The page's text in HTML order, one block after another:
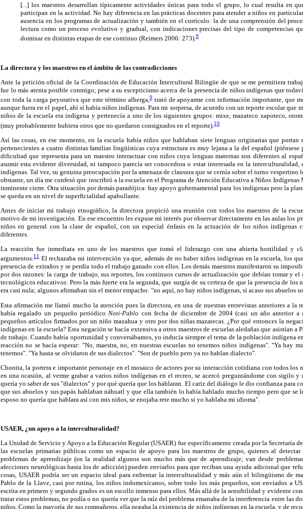
[...] los maestros desarrollan típicamente actividades únicas para todo el grupo, lo cual resulta en
participan en la actividad. No hay diferencia en las prácticas docentes para atender a niños en
ausencia en los programas de actualización y también en el currículo: la de una comprensión del
lectura como un proceso evolutivo y gradual, con indicaciones precisas del tipo de competencias
dominar en distintas etapas de ese continuo (Reimers 2006: 273). 8
La directora y los maestros en el ámbito de las contradicciones
Ante la petición oficial de la Coordinación de Educación Intercultural Bilingüe de que se me permitiera
fue lo más atenta posible conmigo; pese a su escepticismo acerca de la presencia de niños indígenas que
con toda la carga peyorativa que este término alberga,9trató de apoyarme con información importante, que
aunque fuera en el papel, ahí sí había niños indígenas. Para mi sorpresa, de acuerdo con un reporte escolar que
niños de la escuela era indígena y pertenecía a uno de los siguientes grupos: mixe, mazateco zapoteco,
(muy probablemente hubiera otros que no quedaron consignados en el reporte). 10
Así las cosas, en ese momento, en la escuela había niños que hablaban siete lenguas originarias que portan
pertenecientes a cuatro distintas familias lingüísticas cuya estructura es muy lejana a la del español
dificultad que representa para un maestro interactuar con niños cuya lenguas maternas son diferentes al
asumir esta evidente diversidad, ni tampoco parecía ser conocedora o estar interesada en la
indígenas. Tal vez, su genuina preocupación por la amenaza de clausura que se cernía sobre el turno vespertino
obstante, un día me confesó que inscribió a la escuela en el Programa de Atención Educativa a Niños Indígenas
inminente cierre. Otra situación por demás paradójica: hay apoyo gubernamental para los indígenas pero la
se queda en un nivel de superficialidad apabullante.
Antes de iniciar mi trabajo etnográfico, la directora propició una reunión con todos los maestros de la
motivo de mi investigación. En ese encuentro les expuse mi interés por observar directamente en las aulas los
niños en general con la clase de español, con un especial énfasis en la actuación de los niños indígenas
diferentes.
La reacción fue inmediata en uno de los maestros que tomó el liderazgo con una abierta hostilidad y
argumentos.11 El rechazaba mi intervención ya que, además de no haber niños indígenas en la escuela, los
presencia de extraños y se perdía todo el trabajo ganado con ellos. Los demás maestros manifestaron su
por dos razones: la carga de trabajo, sus reportes, los continuos cursos de actualización que debían tomar y
tecnológicos educativos. Pero la más fuerte era la segunda, que surgía de su certeza de que la presencia de los
era casi nula; algunos afirmaban sin el menor empacho: "no aquí, no hay niños indígenas, si acaso sus abuelos
Esta afirmación me llamó mucho la atención pues la directora, en una de nuestras entrevistas anteriores a la
había regalado un pequeño periódico Noti-Pablo con fecha de diciembre de 2004 (casi un año anterior
pequeños artículos firmados por un niño mazahua y otro por dos niñas mazatecas. ¿Por qué entonces la
indígenas en la escuela? Esta negación se hacía extensiva a otros maestros de escuelas aledañas que asistían a
de trabajo. Cuando había oportunidad y conversábamos, yo inducía siempre el tema de la población indígena
reacción no se hacía esperar: "No, maestra, no, en nuestras escuelas no tenemos niños indígenas". "Ya hay
tenemos". "Ya hasta se olvidaron de sus dialectos". "Son de pueblo pero ya no hablan dialecto".
Chonita, la portera e importante personaje en el mosaico de actores por su interacción cotidiana con todos los
en una ocasión, al verme grabar a varios niños indígenas en el recreo, se acercó preguntándome con sigilo
quería yo saber de sus "dialectos" y por qué quería que los hablaran. El cariz del diálogo le dio confianza para
que sus abuelos y sus papás hablaban náhuatl y que ella también lo había hablado mucho tiempo pero que
esposo no quería que hablara así con mis niños, se enojaba rete mucho si yo hablaba mi idioma".
USAER, ¿un apoyo a la interculturalidad?
La Unidad de Servicio y Apoyo a la Educación Regular (USAER) fue específicamente creada por la Secretaría
las escuelas primarias públicas como un espacio de apoyo para los maestros de grupo, quienes al
problemas de aprendizaje (en la realidad algunos son mucho más que de aprendizaje; van desde
afecciones neurológicas hasta los de adicción) pueden enviarlos para que reciban una ayuda adicional que
cosas, USAER podría ser un espacio ideal para enfrentar la interculturalidad y más aún el bilingüismo de
Pablo de la Llave, casi por rutina, los niños indomexicanos, sobre todo los más pequeños, son enviados a
escrita en primero y segundo grados es un escollo inmenso para ellos. Más allá de la sensibilidad y evidente
tratar estos problemas, no podía o no quería ver que la raíz del problema emanaba de la interferencia entre las
niños. Como la mayoría de sus compañeros, ella negaba la existencia de niños indígenas en la escuela, y de